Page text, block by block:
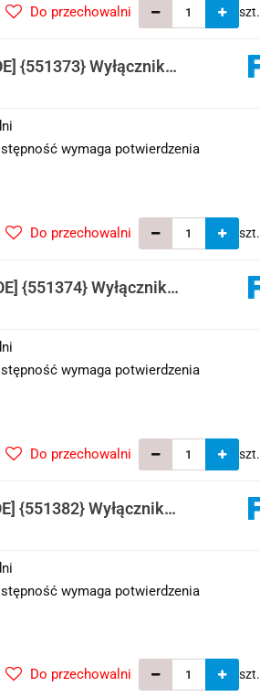
szt.
Do przechowalni
{551373} Wyłącznik
wymaga potwierdzenia
szt.
Do przechowalni
{551374} Wyłącznik
wymaga potwierdzenia
szt.
Do przechowalni
{551382} Wyłącznik
wymaga potwierdzenia
szt.
Do przechowalni